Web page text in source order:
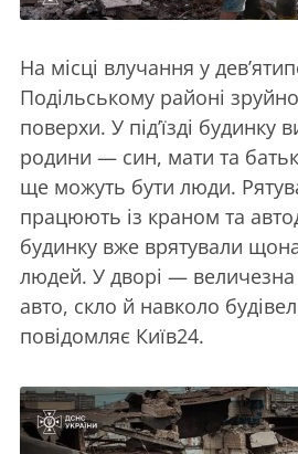
На місці влучання у
Подільському районі
поверхи. У під’їзді будинку
родини — син, мати та
ще можуть бути люди.
працюють із краном та
будинку вже врятували
людей. У дворі — величезна
авто, скло й навколо
повідомляє Київ24.